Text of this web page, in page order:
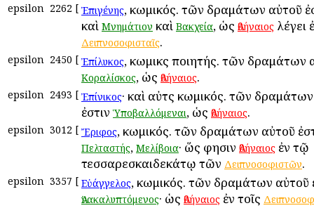
epsilon 2262 [ Ἐπιγένης, κωμικός. τῶν δραμάτων αὐτοῦ
καὶ Μνημάτιον καὶ Βακχεία, ὡς Ἀθήναιος λέγει
Δειπνοσοφισταῖς.
epsilon 2450 [ Ἐπίλυκος, κωμικὸς ποιητής. τῶν δραμάτων
Κοραλίσκος, ὡς Ἀθήναιος.
epsilon 2493 [ Ἐπίνικος· καὶ αὐτὸς κωμικός. τῶν
ἐστιν Ὑποβαλλόμεναι, ὡς Ἀθήναιος.
epsilon 3012 [ Ἔριφος, κωμικός. τῶν δραμάτων αὐτοῦ
Πελταστής, Μελίβοια· ὥς φησιν Ἀθήναιος ἐν τῷ
τεσσαρεσκαιδεκάτῳ τῶν Δειπνοσοφιστῶν.
epsilon 3357 [ Εὐάγγελος, κωμικός. τῶν δραμάτων αὐτοῦ
Ἀνακαλυπτόμενος· ὡς Ἀθήναιος ἐν τοῖς